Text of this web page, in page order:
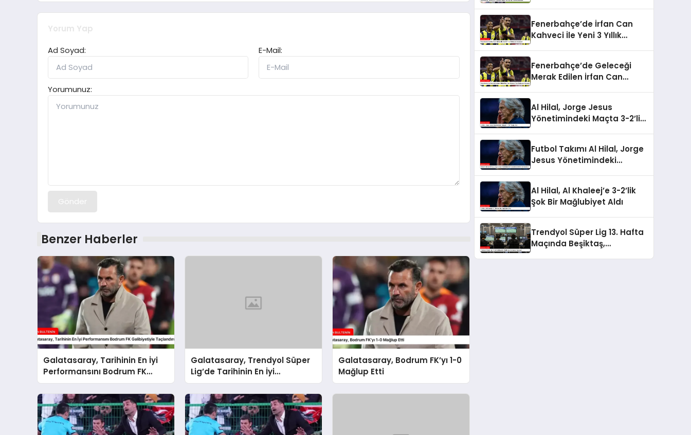
Yorum Yap
Ad Soyad:
E-Mail:
Yorumunuz:
Gönder
Benzer Haberler
Galatasaray, Tarihinin En İyi
Performansını Bodrum FK
Galibiyetiyle Taçlandırdı
Galatasaray, Trendyol Süper
Lig’de Tarihinin En İyi
Performansını Gösterdi
Galatasaray, Bodrum FK’yı 1-0
Mağlup Etti
Fenerbahçe’de İrfan Can
Kahveci İle Yeni 3 Yıllık
Fenerbahçe’de Geleceği
Merak Edilen İrfan Can
Al Hilal, Jorge Jesus
Yönetimindeki Maçta 3-2’lik
Futbol Takımı Al Hilal, Jorge
Jesus Yönetimindeki
Al Hilal, Al Khaleej’e 3-2’lik
Şok Bir Mağlubiyet Aldı
Trendyol Süper Lig 13. Hafta
Maçında Beşiktaş,